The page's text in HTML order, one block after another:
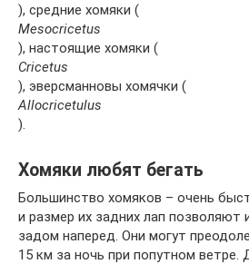
), средние хомяки (
Mesocricetus
), настоящие хомяки (
Cricetus
), эверсманновы хомячки (
Allocricetulus
).
Хомяки любят бегать
Большинство хомяков – очень
и размер их задних лап позволяют
задом наперед. Они могут
15 км за ночь при попутном